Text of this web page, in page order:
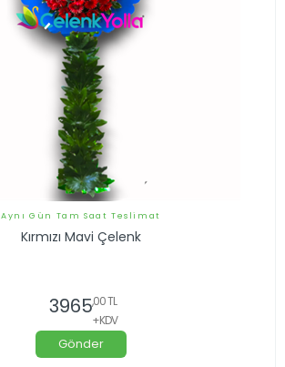
Aynı Gün Tam Saat Teslimat
Kırmızı Mavi Çelenk
3965,00 TL
+KDV
Gönder